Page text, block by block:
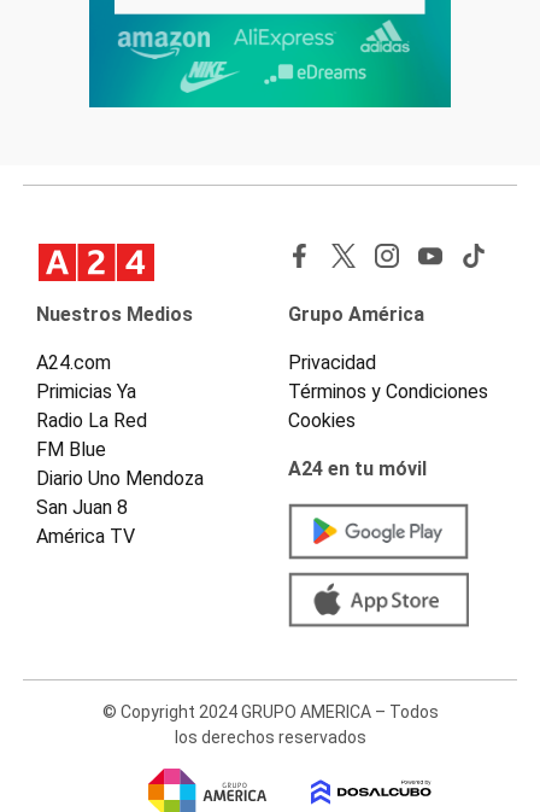
Nuestros Medios
A24.com
Primicias Ya
Radio La Red
FM Blue
Diario Uno Mendoza
San Juan 8
América TV
Grupo América
Privacidad
Términos y Condiciones
Cookies
A24 en tu móvil
© Copyright 2024 GRUPO AMERICA – Todos
los derechos reservados